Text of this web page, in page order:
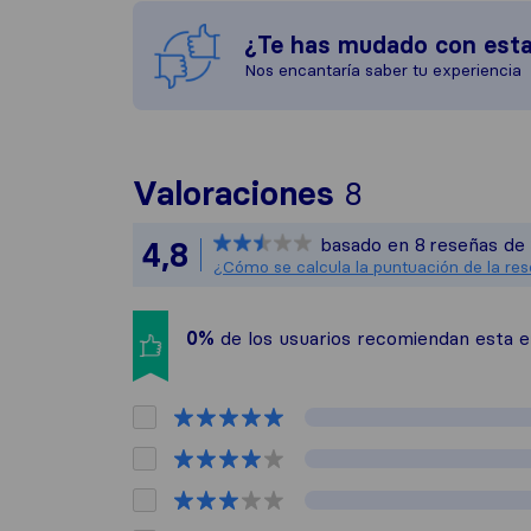
¿Te has mudado con
Nos encantaría saber tu experiencia
Valoraciones 8
Todas las
4,8 basado en 8 reseñas
¿Cómo se calcula la puntuación de la
0% de los usuarios recomiendan esta